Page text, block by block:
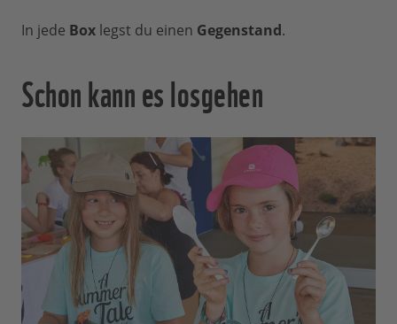
In jede Box legst du einen Gegenstand.
Schon kann es losgehen